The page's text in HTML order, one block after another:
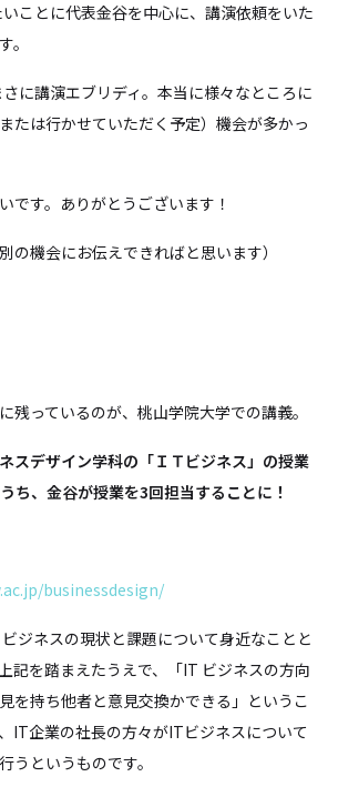
ことに代表金谷を中心に、講演依頼をいた
。
に講演エブリディ。本当に様々なところに
たは行かせていただく予定）機会が多かっ
です。ありがとうございます！
の機会にお伝えできればと思います）
残っているのが、桃山学院大学での講義。
スデザイン学科の「ＩＴビジネス」の授業
ち、金谷が授業を3回担当することに！
businessdesign/
ジネスの現状と課題について身近なことと
記を踏まえたうえで、「IT ビジネスの方向
を持ち他者と意見交換かできる」というこ
IT企業の社長の方々がITビジネスについて
うというものです。